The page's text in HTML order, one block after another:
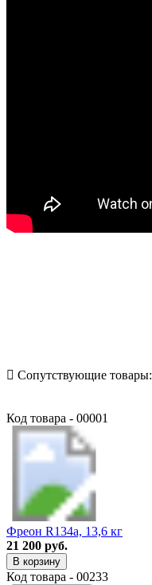
Сопутствующие товары:
Код товара - 00001
Фреон R134a, 13,6 кг
21 200 руб.
В корзину
Код товара - 00233